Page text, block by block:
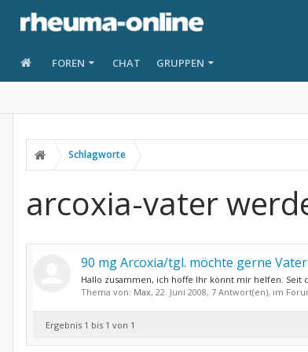
FOREN CHAT GRUPPEN
Schlagworte
arcoxia-vater
90 mg Arcoxia/tgl. möchte gerne
Hallo zusammen, ich hoffe Ihr könnt mir helfen. Seit
Thema von: Max, 22. Juni 2008, 7 Antwort(en), im
Ergebnis 1 bis 1 von 1